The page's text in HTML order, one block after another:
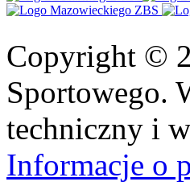
Copyright ©
Sportowego.
techniczny i
Informacje o